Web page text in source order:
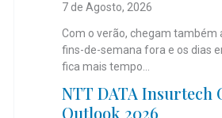
7 de Agosto, 2026
Com o verão, chegam também
fins-de-semana fora e os dias
fica mais tempo...
NTT DATA Insurtech
Outlook 2026